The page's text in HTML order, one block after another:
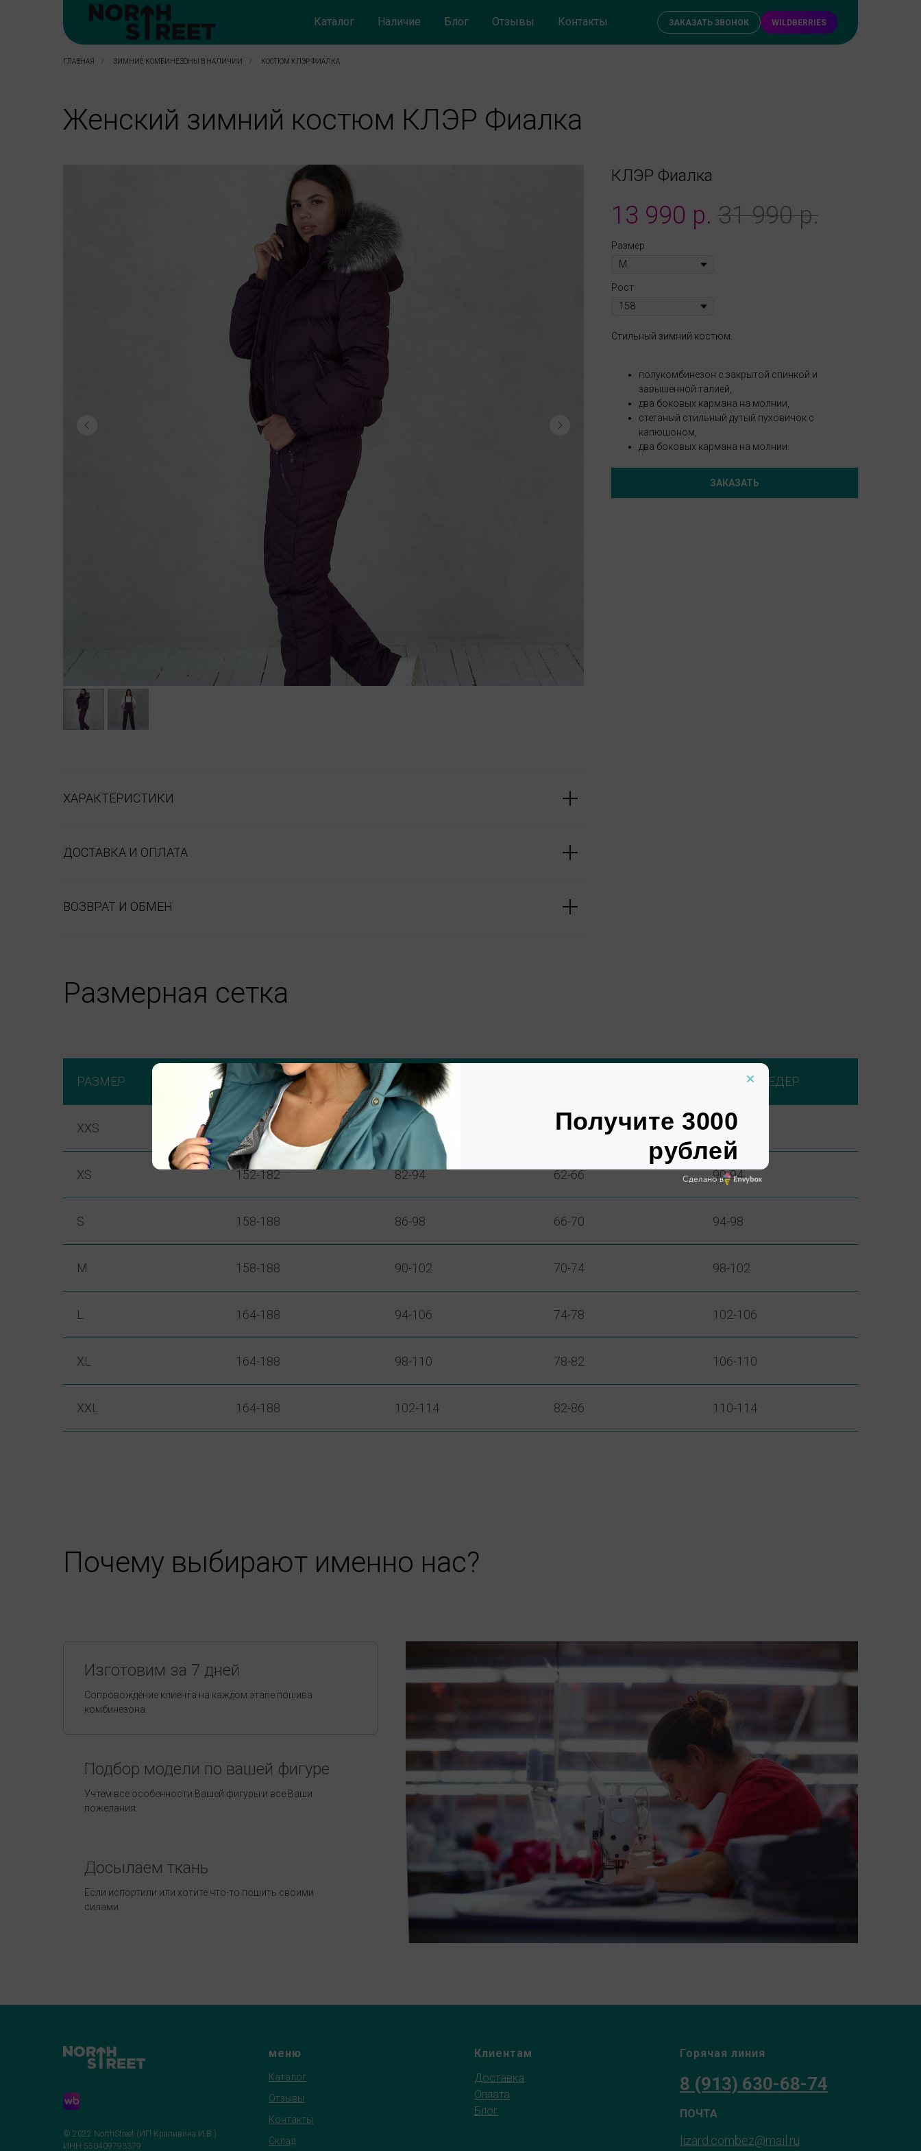
Каталог Наличие Блог Отзывы Контакты ЗАКАЗАТЬ ЗВОНОК WILDBERRIES
ГЛАВНАЯ / ЗИМНИЕ КОМБИНЕЗОНЫ В НАЛИЧИИ / КОСТЮМ КЛЭР ФИАЛКА
Женский зимний костюм КЛЭР Фиалка
КЛЭР Фиалка
13 990 р. 31 990 р.
Размер
Рост
Стильный зимний костюм.
полукомбинезон с закрытой спинкой и
завышенной талией,
два боковых кармана на молнии,
стеганый стильный дутый пуховичок с
капюшоном,
два боковых кармана на молнии.
ЗАКАЗАТЬ
ХАРАКТЕРИСТИКИ
ДОСТАВКА И ОПЛАТА
ВОЗВРАТ И ОБМЕН
Размерная сетка
РАЗМЕР РОСТ ОБХВАТ ГРУДИ ОБХВАТ БЕДЕР
XXS 152-176 78-90 58-62 86-90
XS 152-182 82-94 62-66 90-94
S 158-188 86-98 66-70 94-98
M 158-188 90-102 70-74 98-102
L 164-188 94-106 74-78 102-106
XL 164-188 98-110 78-82 106-110
XXL 164-188 102-114 82-86 110-114
Почему выбирают именно нас?
Изготовим за 7 дней
Сопровождение клиента на каждом этапе пошива
комбинезона.
Подбор модели по вашей фигуре
Учтём все особенности Вашей фигуры и все Ваши
пожелания.
Досылаем ткань
Если испортили или хотите что-то пошить своими
силами.
© 2022 NorthStreet (ИП Крапивина И.В.)
ИНН 550409793379
меню
Каталог
Отзывы
Контакты
Склад
Клиентам
Доставка
Оплата
Блог
Горячая линия
8 (913) 630-68-74
ПОЧТА
lizard.combez@mail.ru
Сделано в